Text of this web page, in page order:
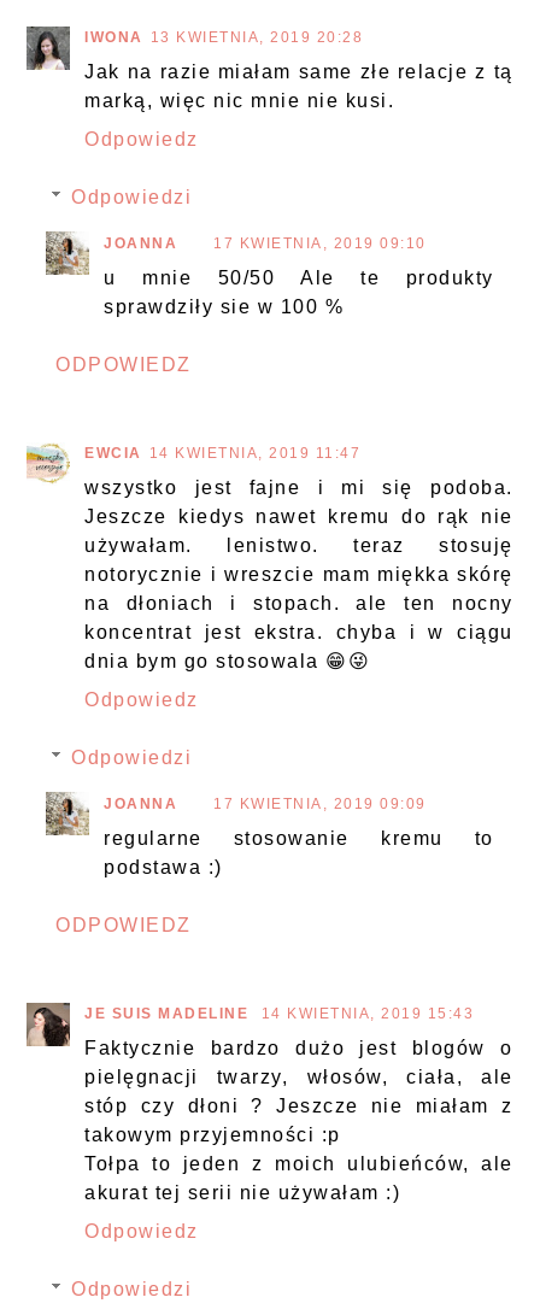
IWONA 13 KWIETNIA, 2019 20:28
Jak na razie miałam same złe relacje z tą
marką, więc nic mnie nie kusi.
Odpowiedz
Odpowiedzi
JOANNA 17 KWIETNIA, 2019 09:10
u mnie 50/50 Ale te produkty
sprawdziły sie w 100 %
ODPOWIEDZ
EWCIA 14 KWIETNIA, 2019 11:47
wszystko jest fajne i mi się podoba.
Jeszcze kiedys nawet kremu do rąk nie
używałam. lenistwo. teraz stosuję
notorycznie i wreszcie mam miękka skórę
na dłoniach i stopach. ale ten nocny
koncentrat jest ekstra. chyba i w ciągu
dnia bym go stosowala 😁😜
Odpowiedz
Odpowiedzi
JOANNA 17 KWIETNIA, 2019 09:09
regularne stosowanie kremu to
podstawa :)
ODPOWIEDZ
JE SUIS MADELINE 14 KWIETNIA, 2019 15:43
Faktycznie bardzo dużo jest blogów o
pielęgnacji twarzy, włosów, ciała, ale
stóp czy dłoni ? Jeszcze nie miałam z
takowym przyjemności :p
Tołpa to jeden z moich ulubieńców, ale
akurat tej serii nie używałam :)
Odpowiedz
Odpowiedzi